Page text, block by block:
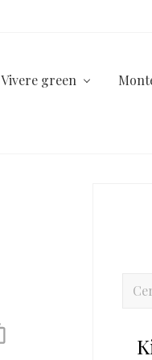
Vivere green
Cerca
sito